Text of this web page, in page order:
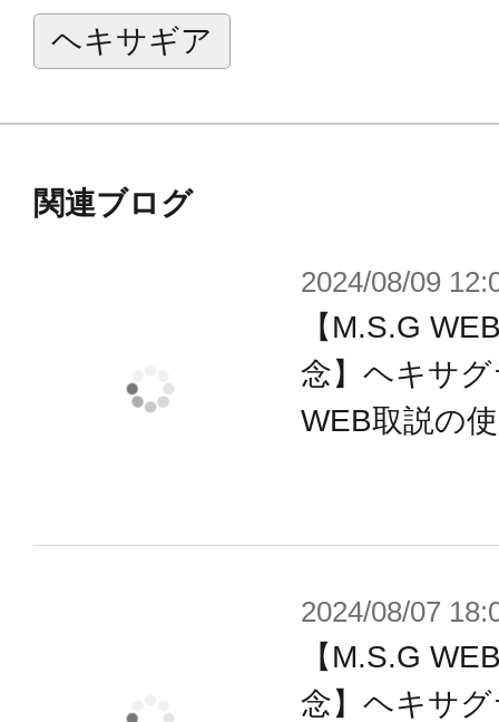
ヘキサギア
関連ブログ
2024/08/09
【M.S.G
念】ヘキサ
WEB取説の
2024/08/07
【M.S.G
念】ヘキサ